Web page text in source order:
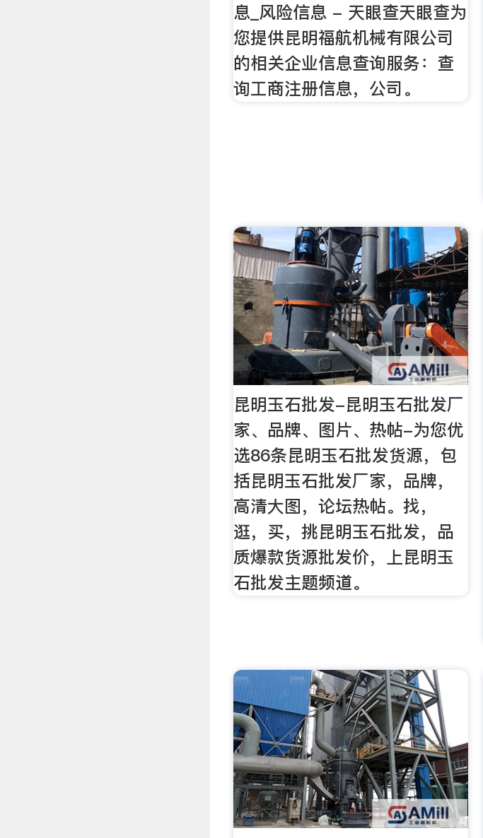
息_风险信息 - 天眼查天眼查为
您提供昆明福航机械有限公司
的相关企业信息查询服务：查
询工商注册信息，公司。
昆明玉石批发-昆明玉石批发厂
家、品牌、图片、热帖-为您优
选86条昆明玉石批发货源，包
括昆明玉石批发厂家，品牌，
高清大图，论坛热帖。找，
逛，买，挑昆明玉石批发，品
质爆款货源批发价，上昆明玉
石批发主题频道。